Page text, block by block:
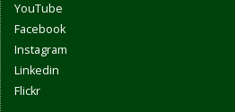
YouTube
Facebook
Instagram
Linkedin
Flickr